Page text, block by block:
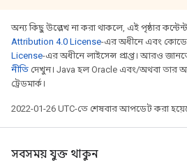
অন্য কিছু উল্লেখ না করা থাকলে, এই পৃষ্ঠার কন্টেন্ট
Attribution 4.0 License-এর অধীনে এবং
License-এর অধীনে লাইসেন্স প্রাপ্ত। আরও
নীতি দেখুন। Java হল Oracle এবং/অথবা তার
ট্রেডমার্ক।
2022-01-26 UTC-তে শেষবার আপডেট করা
সবসময় যুক্ত থাকুন